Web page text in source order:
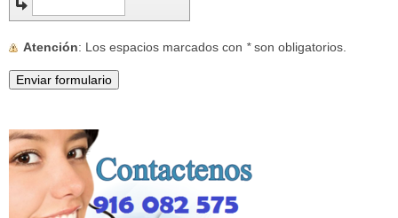
Atención : Los espacios marcados con *son obligatorios.